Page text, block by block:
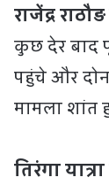
राजेंद्र
कुछ देर बाद
पहुंचे और
मामला
तिरंगा